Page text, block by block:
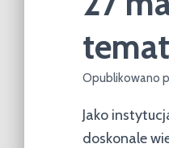
Opublikowano
Jako
doskonale